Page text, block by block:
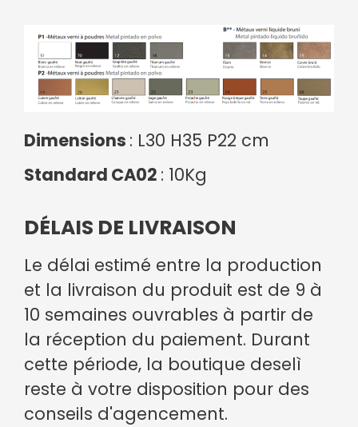
Dimensions : L30 H35 P22 cm
Standard CA02 : 10Kg
DÉLAIS DE LIVRAISON
Le délai estimé entre la production
et la livraison du produit est de 9 à
10 semaines ouvrables à partir de
la réception du paiement. Durant
cette période, la boutique deselì
reste à votre disposition pour des
conseils d'agencement.